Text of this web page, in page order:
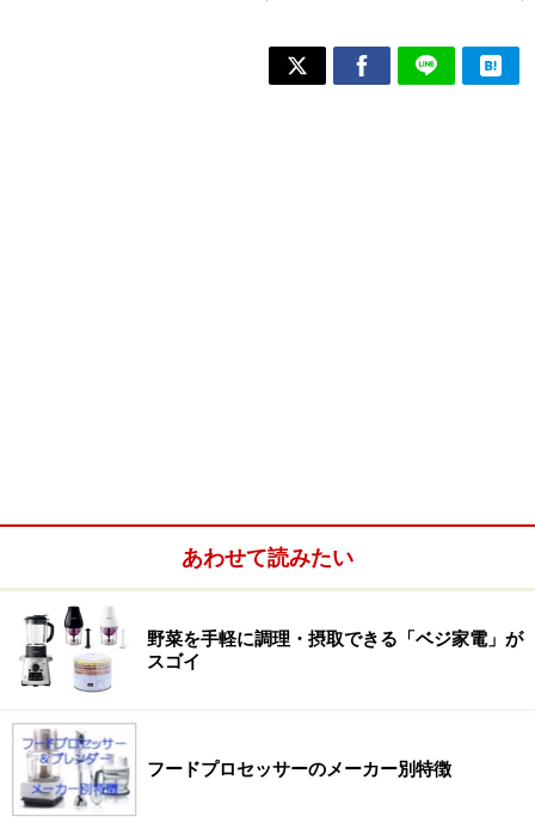
あわせて読みたい
野菜を手軽に調理・摂取できる「ベジ家電」が
スゴイ
フードプロセッサーのメーカー別特徴